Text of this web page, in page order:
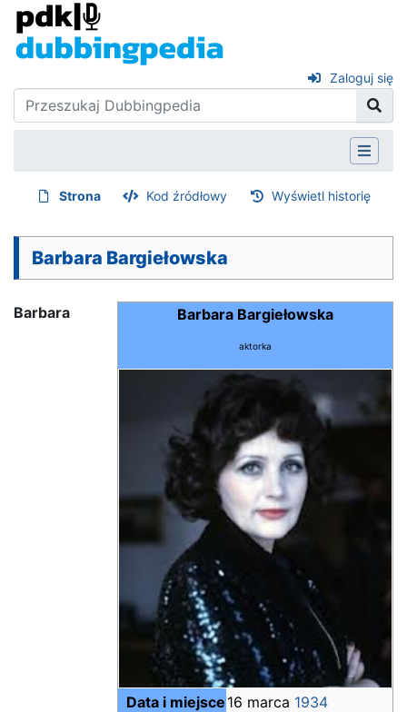
Zaloguj się
Strona Kod źródłowy Wyświetl historię
Barbara Bargiełowska
Barbara Bargiełowska
aktorka
Data i miejsce 16 marca 1934
Barbara